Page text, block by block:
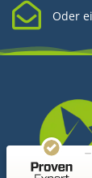
Oder
MANGELHAFT